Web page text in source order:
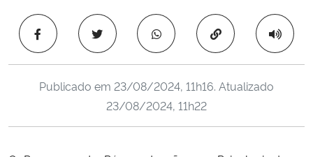
Ministério da Saúde
Ministério de Minas e Energia
Ministério da Ciência, Tecnologia, Inovações e Comunicações
Copiar para área
Publicado em 23/08/2024, 11h16. Atualizado
23/08/2024, 11h22